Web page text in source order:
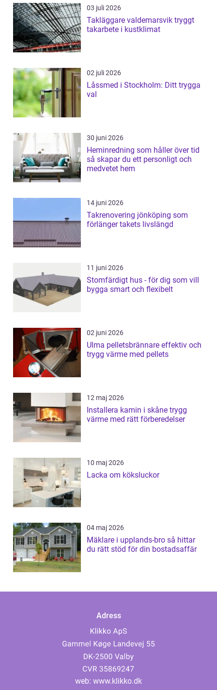
03 juli 2026
Takläggare valdemarsvik tryggt
takarbete i kustklimat
02 juli 2026
Låssmed i Stockholm: Ditt trygga
val
30 juni 2026
Heminredning som håller över tid
så skapar du ett personligt och
medvetet hem
14 juni 2026
Takrenovering jönköping som
förlänger takets livslängd
11 juni 2026
Stomfärdigt hus - för dig som vill
bygga smart och flexibelt
02 juni 2026
Ulma pelletsbrännare effektiv och
trygg värme med pellets
12 maj 2026
Installera kamin i skåne trygg
värme med rätt förberedelser
10 maj 2026
Lacka om köksluckor
04 maj 2026
Mäklare i upplands-bro så hittar
du rätt stöd för din bostadsaffär
Adress
web: www.klikko.dk